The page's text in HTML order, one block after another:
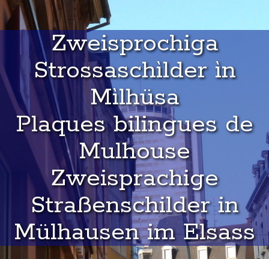
Zweisprochiga
Strossaschìlder ìn
Mìlhüsa
Plaques bilingues de
Mulhouse
Zweisprachige
Straßenschilder in
Mülhausen im Elsass